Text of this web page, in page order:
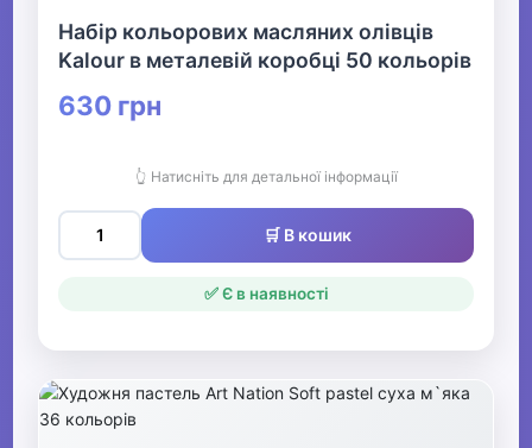
Набір кольорових масляних олівців
Kalour в металевій коробці 50 кольорів
630 грн
👆 Натисніть для детальної інформації
🛒 В кошик
✅ Є в наявності